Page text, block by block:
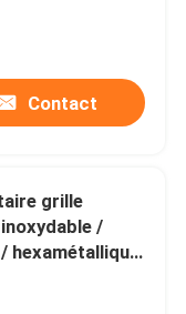
Contact
grille
/
hexamétallique
China